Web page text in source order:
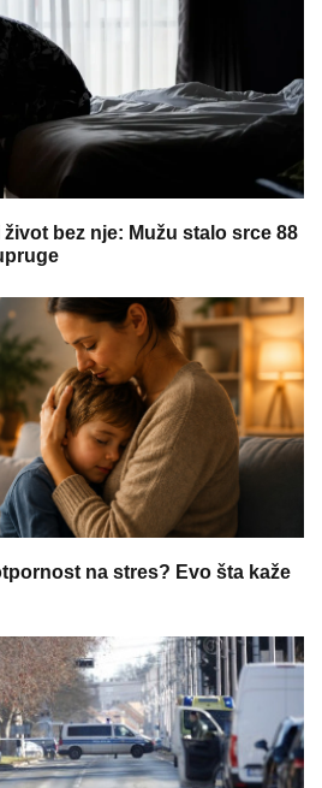
bez nje: Mužu stalo srce 88
na stres? Evo šta kaže